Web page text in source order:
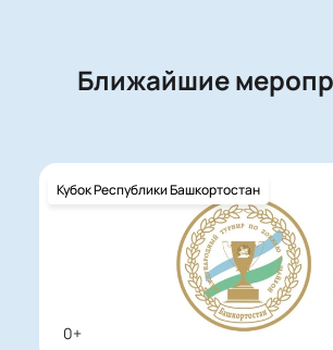
Ближайшие
0+
Кубок Республики Башкортостан